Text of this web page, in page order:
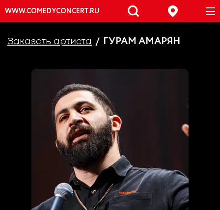
WWW.COMEDYCONCERT.RU
Заказать артиста ГУРАМ АМАРЯН